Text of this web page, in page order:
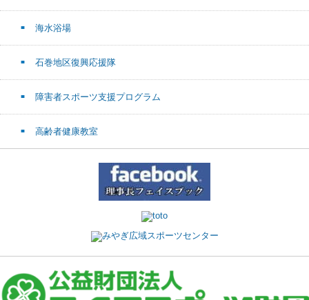
海水浴場
石巻地区復興応援隊
障害者スポーツ支援プログラム
高齢者健康教室